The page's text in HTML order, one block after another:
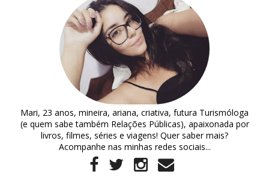
Mari, 23 anos, mineira, ariana, criativa, futura Turismóloga
(e quem sabe também Relações Públicas), apaixonada por
livros, filmes, séries e viagens! Quer saber mais?
Acompanhe nas minhas redes sociais...